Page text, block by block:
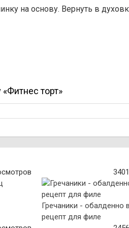
на основу. Вернуть в
торт»
Гречаники - обалденно
рецепт для филе